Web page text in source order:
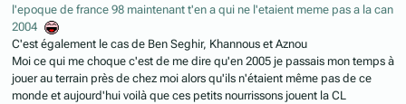
l'epoque de france 98 maintenant t'en a qui ne l'etaient meme pas a la can
2004
C'est également le cas de Ben Seghir, Khannous et Aznou
Moi ce qui me choque c'est de me dire qu'en 2005 je passais mon temps à
jouer au terrain près de chez moi alors qu'ils n'étaient même pas de ce
monde et aujourd'hui voilà que ces petits nourrissons jouent la CL